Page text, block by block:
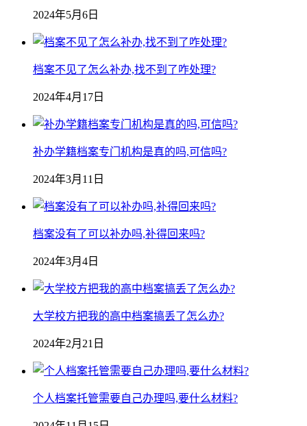
2024年5月6日
档案不见了怎么补办,找不到了咋处理?
2024年4月17日
补办学籍档案专门机构是真的吗,可信吗?
2024年3月11日
档案没有了可以补办吗,补得回来吗?
2024年3月4日
大学校方把我的高中档案搞丢了怎么办?
2024年2月21日
个人档案托管需要自己办理吗,要什么材料?